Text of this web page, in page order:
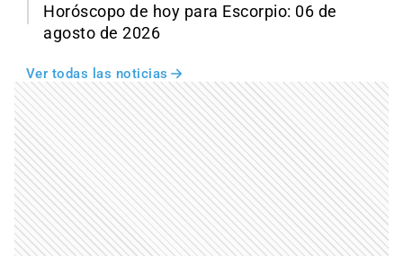
Horóscopo de hoy para Escorpio: 06 de
agosto de 2026
Ver todas las noticias